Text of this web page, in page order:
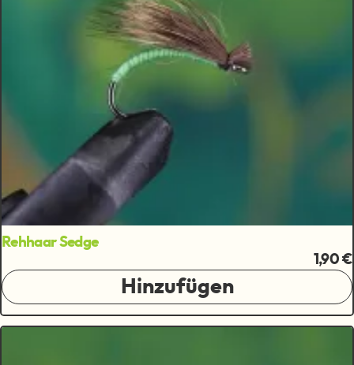
Rehhaar Sedge
1,90 €
Hinzufügen